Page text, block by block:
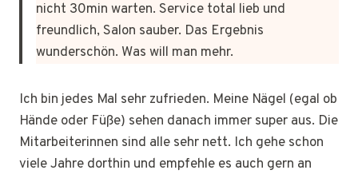
nicht 30min warten. Service total lieb und
freundlich, Salon sauber. Das Ergebnis
wunderschön. Was will man mehr.
Ich bin jedes Mal sehr zufrieden. Meine Nägel (egal ob
Hände oder Füße) sehen danach immer super aus. Die
Mitarbeiterinnen sind alle sehr nett. Ich gehe schon
viele Jahre dorthin und empfehle es auch gern an